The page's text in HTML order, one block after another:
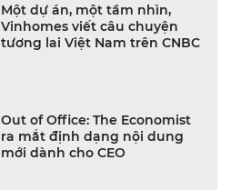
Một dự án, một tầm nhìn,
Vinhomes viết câu chuyện
tương lai Việt Nam trên CNBC
Out of Office: The Economist
ra mắt định dạng nội dung
mới dành cho CEO